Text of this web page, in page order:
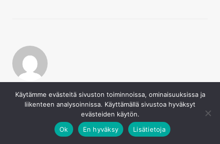
9.6.2020
Ja mitähän merkitystä noilla taajusalueilla on? Onko joku
toinen parempi jossain tilanteessa kuin joku toinen, mitä
noista taajuusalue tiedoista tässä vaiheessa on hyötyä
Käytämme evästeitä sivuston toiminnoissa, ominaisuuksissa ja
liikenteen analysoinnissa. Käyttämällä sivustoa hyväksyt
evästeiden käytön.
Ok
En hyväksy Lisätietoja